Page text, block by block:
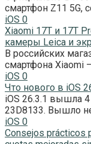
смартфон Z11 5G,
iOS 0
Xiaomi 17T и 17T
камеры Leica и
В российских
смартфона Xiaomi
iOS 0
Что нового в iOS
iOS 26.3.1 вышла
23D8133. Вышло
iOS 0
Consejos prácticos